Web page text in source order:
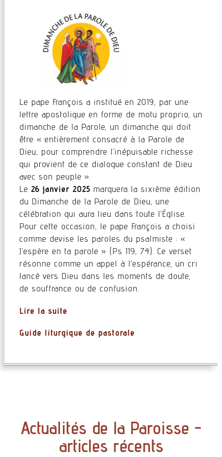
Le pape François a institué en 2019, par une
lettre apostolique en forme de motu proprio, un
dimanche de la Parole, un dimanche qui doit
être « entièrement consacré à la Parole de
Dieu, pour comprendre l’inépuisable richesse
qui provient de ce dialogue constant de Dieu
avec son peuple ».
Le 26 janvier 2025marquera la sixième édition
du Dimanche de la Parole de Dieu, une
célébration qui aura lieu dans toute l’Église.
Pour cette occasion, le pape François a choisi
comme devise les paroles du psalmiste : «
J’espère en ta parole » (Ps 119, 74). Ce verset
résonne comme un appel à l’espérance, un cri
lancé vers Dieu dans les moments de doute,
de souffrance ou de confusion.
Lire la suite
Guide liturgique de pastorale
Actualités de la Paroisse -
articles récents